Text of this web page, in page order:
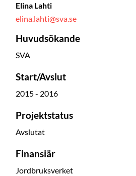
Elina Lahti
elina.lahti@sva.se
Huvudsökande
SVA
Start/Avslut
2015 - 2016
Projektstatus
Avslutat
Finansiär
Jordbruksverket